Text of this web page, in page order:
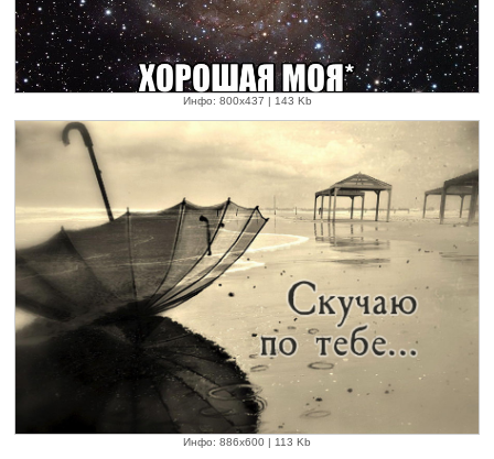
Инфо: 800х437 | 143 Kb
Инфо: 886х600 | 113 Kb